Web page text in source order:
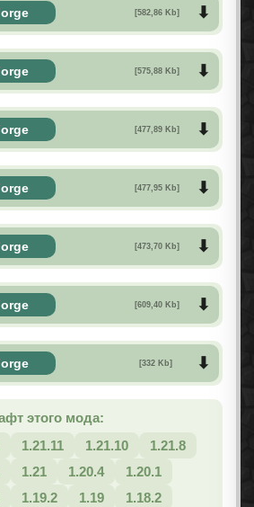
[582,86 Kb]
[575,88 Kb]
[477,89 Kb]
[477,95 Kb]
[473,70 Kb]
[609,40 Kb]
[332 Kb]
этого мода:
1.21.11 1.21.10
1.21.8
1.21 1.20.4
1.20.1
1.19.2 1.19
1.18.2